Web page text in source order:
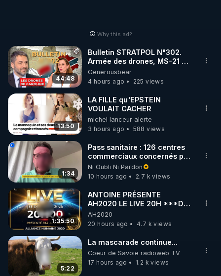
🌱 INSTAGRAM
https://www.instagram.com/rdlr_thierrycasasnovas/
http://rgnr.li/instagram
🌱 LA NEWSLETTER
Pour ne pas rater l’actualité RGNR (stages,
http://rgnr.li/news
🌱 VIDÉOS NON CENSURÉES SUR ODYSEE
Toutes les vidéos Youtube sont aussi sur la
http://rgnr.li/odysee
🌱 LES STAGES EN PRÉSENTIEL
http://rgnr.li/stages
Why this ad?
44:48
Bulletin STRATPOL N°302.
Armée des drones, MS-21 en
série, missiles coréens.
07.08.2026.
Generousbear
4 hours ago
225 views
13:50
LA FILLE qu'EPSTEIN
VOULAIT CACHER
michel lanceur alerte
3 hours ago
588 views
1:34
Pass sanitaire : 126 centres
commerciaux concernés par
l'obligation dans toute la
France
Ni Oubli Ni Pardon
10 hours ago
2.7 k views
1:35:50
ANTOINE PRÉSENTE
AH2020 LE LIVE 20H ***DU
06/08/2026***
AH2020
20 hours ago
4.7 k views
5:22
La mascarade continue...
Coeur de Savoie radioweb TV
17 hours ago
1.2 k views